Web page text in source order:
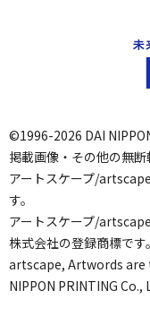
©1996-2026 DAI
掲載画像・その他の無断
アートスケープ/
す。
アートスケープ/
株式会社の登録商標です。
artscape, Artwords
NIPPON PRINTING Co.,